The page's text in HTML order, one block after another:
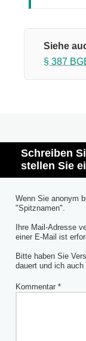
Siehe
§ 387
Schreiben
stellen Sie
Wenn Sie anonym
"Spitznamen".
Ihre Mail-Adresse
einer E-Mail ist
Bitte haben Sie
dauert und ich auch
Kommentar *